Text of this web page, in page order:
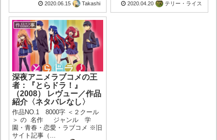
2020.06.15 Takashi 2020.04.20 テリー・ライス
作品記事
深夜アニメラブコメの王
者：『とらドラ！』
（2008） レヴュー／作品
紹介〈ネタバレなし〉
作品NO.1 8000字 ＜２クール
＞ の 名作 ジャンル 学
園・青春・恋愛・ラブコメ ※旧
サイト記事（...